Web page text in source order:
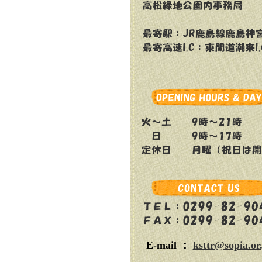
E-mail ：